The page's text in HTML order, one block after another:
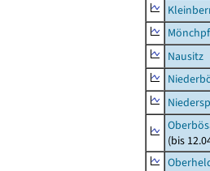
Nausitz
(bis